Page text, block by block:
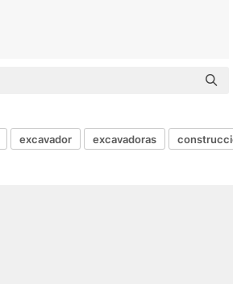
excavador excavadoras